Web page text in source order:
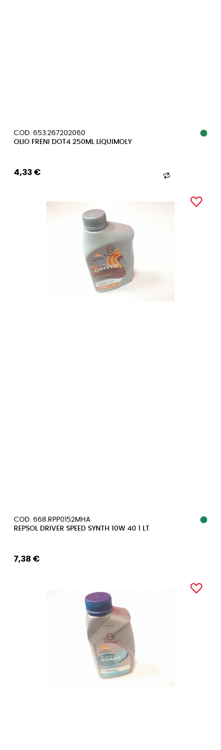
COD. 653.267202060
OLIO FRENI DOT4 250ML LIQUIMOLY
4,33 €
COD. 668.RPP0152MHA
REPSOL DRIVER SPEED SYNTH 10W 40 1 LT
7,38 €